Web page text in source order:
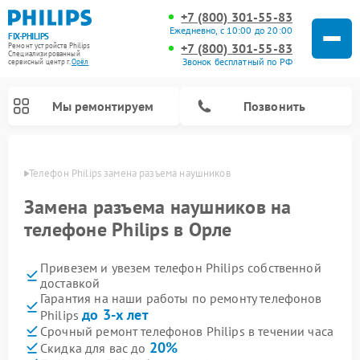
FIX-PHILIPS
Ремонт устройств Philips
Специализированный
cервисный центр г.Орёл
+7 (800) 301-55-83
Ежедневно, с 10:00 до 20:00
+7 (800) 301-55-83
Звонок бесплатный по РФ
Мы ремонтируем Позвонить
Телефон Philips замена разъема наушников
Замена разъема наушников на
телефоне Philips в Орле
Привезем и увезем телефон Philips собственной
доставкой
Гарантия на наши работы по ремонту телефонов
Philipsдо 3-х лет
Срочный ремонт телефонов Philips в течении часа
Скидка для вас до 20%